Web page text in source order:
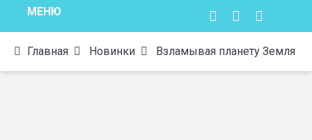
МЕНЮ
Главная Новинки Взламывая планету Земля